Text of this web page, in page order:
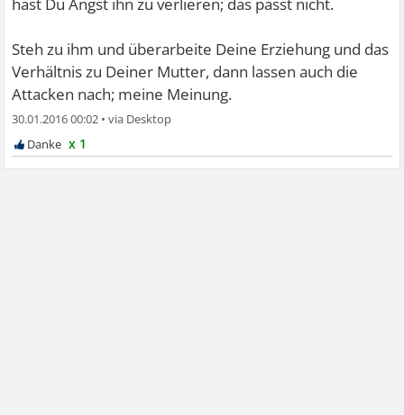
Steh zu ihm und überarbeite Deine Erziehung und das
Verhältnis zu Deiner Mutter, dann lassen auch die
Attacken nach; meine Meinung.
30.01.2016 00:02 •
x 1